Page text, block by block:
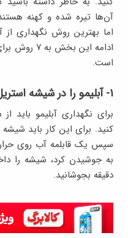
آن‌ها تیره شده و کهنه
اما بهترین روش نگهداری
ادامه این
است.
۱- آبلیمو را در شیشه استریل بریزید
برای نگهداری آبلیمو باید
کنید. برای این کار باید
سپس یک قابلمه آب روی
به جوشیدن کرد، شیشه را
دقیقه بجوشانید.